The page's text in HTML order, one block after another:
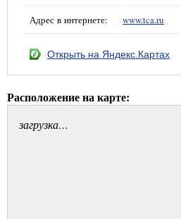
Адрес в интернете: www.tca.ru
Открыть на Яндекс.Картах
Расположение на карте:
загрузка…